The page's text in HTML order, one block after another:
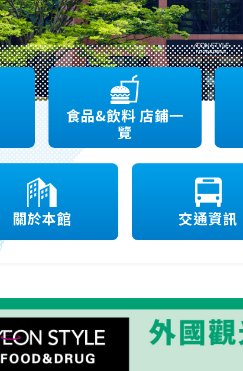
食品&飲料 店鋪一
覽
關於本館 交通資訊